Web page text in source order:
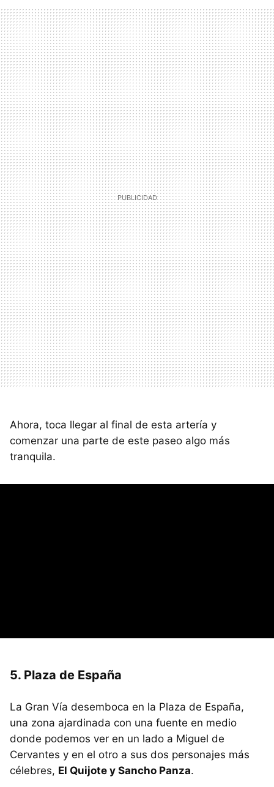
Ahora, toca llegar al final de esta artería y
comenzar una parte de este paseo algo más
tranquila.
5. Plaza de España
La Gran Vía desemboca en la Plaza de España,
una zona ajardinada con una fuente en medio
donde podemos ver en un lado a Miguel de
Cervantes y en el otro a sus dos personajes más
célebres, El Quijote y Sancho Panza.